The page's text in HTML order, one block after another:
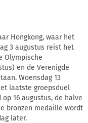
Hongkong, waar het
3 augustus reist het
Olympische
en de Verenigde
Woensdag 13
laatste groepsduel
16 augustus, de halve
bronzen medaille wordt
later.